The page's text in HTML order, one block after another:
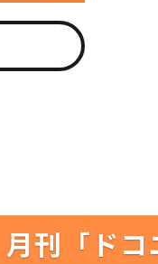
月刊「ド